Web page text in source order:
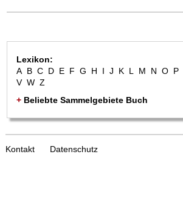
Lexikon:
A B C D E F G H I J K L M N O P
V W Z
+ Beliebte Sammelgebiete Buch
Kontakt Datenschutz